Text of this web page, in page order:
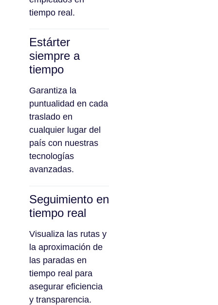
tiempo real.
Estárter
siempre a
tiempo
Garantiza la
puntualidad en cada
traslado en
cualquier lugar del
país con nuestras
tecnologías
avanzadas.
Seguimiento en
tiempo real
Visualiza las rutas y
la aproximación de
las paradas en
tiempo real para
asegurar eficiencia
y transparencia.